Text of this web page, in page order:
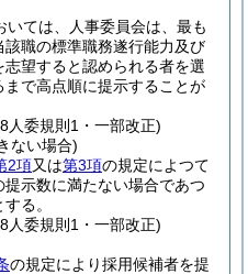
いては、人事委員会は、最も
職の標準職務遂行能力及び
望すると認められる者を選
で高点順に提示することが
人委規則1・一部改正)
ない場合)
2項又は第3項の規定によつて
示数に満たない場合であつ
る。
人委規則1・一部改正)
の規定により採用候補者を提